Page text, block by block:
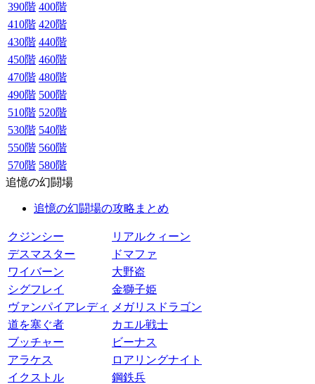
390階 400階
410階 420階
430階 440階
450階 460階
470階 480階
490階 500階
510階 520階
530階 540階
550階 560階
570階 580階
追憶の幻闘場
追憶の幻闘場の攻略まとめ
クジンシー
リアルクィーン
デスマスター
ドマファ
ワイバーン
大野盗
シグフレイ
金獅子姫
ヴァンパイアレディ
メガリスドラゴン
道を塞ぐ者
カエル戦士
ブッチャー
ビーナス
アラケス
ロアリングナイト
イクストル
鋼鉄兵